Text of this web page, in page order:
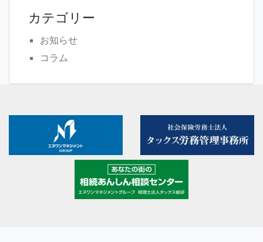
カテゴリー
お知らせ
コラム